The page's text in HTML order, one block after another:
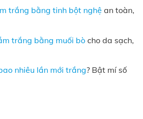
trắng bằng tinh bột nghệ an toàn,
trắng bằng muối bòcho da sạch,
nhiêu lần mới trắng? Bật mí số